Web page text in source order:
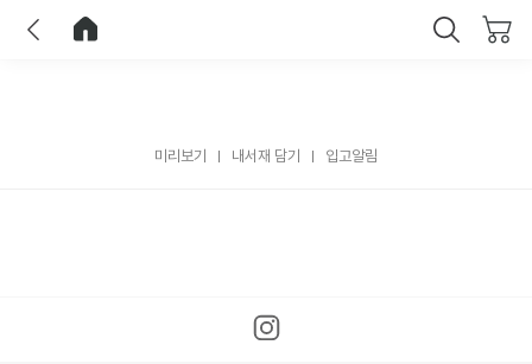
미리보기 내서재 담기 입고알림